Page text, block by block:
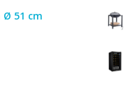
Ø 51 cm